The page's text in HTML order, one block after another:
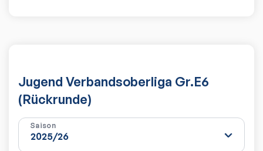
Jugend Verbandsoberliga Gr.E6
(Rückrunde)
Saison